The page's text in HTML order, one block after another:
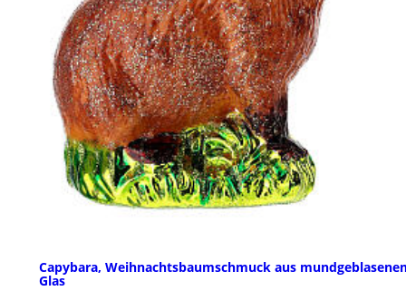
Capybara, Weihnachtsbaumschmuck aus
Glas